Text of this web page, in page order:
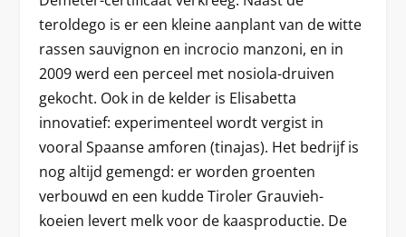
teroldego is er een kleine aanplant van de witte
rassen sauvignon en incrocio manzoni, en in
2009 werd een perceel met nosiola-druiven
gekocht. Ook in de kelder is Elisabetta
innovatief: experimenteel wordt vergist in
vooral Spaanse amforen (tinajas). Het bedrijf is
nog altijd gemengd: er worden groenten
verbouwd en een kudde Tiroler Grauvieh-
koeien levert melk voor de kaasproductie. De